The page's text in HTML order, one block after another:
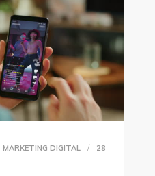
MARKETING DIGITAL 28